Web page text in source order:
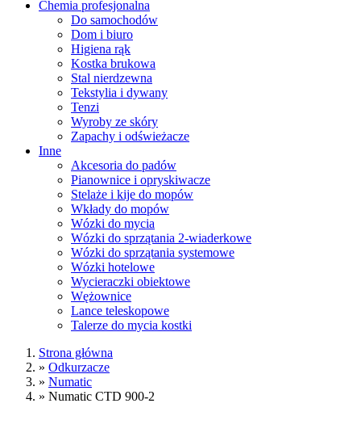
Chemia profesjonalna
Do samochodów
Dom i biuro
Higiena rąk
Kostka brukowa
Stal nierdzewna
Tekstylia i dywany
Tenzi
Wyroby ze skóry
Zapachy i odświeżacze
Inne
Akcesoria do padów
Pianownice i opryskiwacze
Stelaże i kije do mopów
Wkłady do mopów
Wózki do mycia
Wózki do sprzątania 2-wiaderkowe
Wózki do sprzątania systemowe
Wózki hotelowe
Wycieraczki obiektowe
Wężownice
Lance teleskopowe
Talerze do mycia kostki
Strona główna
» Odkurzacze
» Numatic
» Numatic CTD 900-2